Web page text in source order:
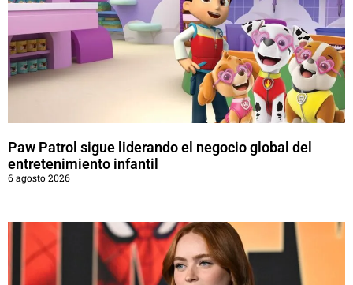
Paw Patrol sigue liderando el negocio global del
entretenimiento infantil
6 agosto 2026